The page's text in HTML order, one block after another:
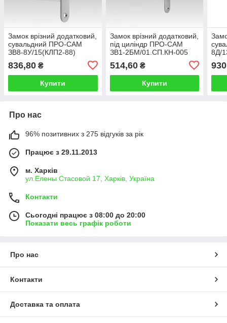
Замок врізний додатковий,
сувальдний ПРО-САМ
ЗВ8-8У/15(КЛП2-88)
НШ-002.Ш.З У2 три ригелі
(арт.979601)
836,80 ₴
Купити
Замок врізний додатковий,
під циліндр ПРО-САМ
ЗВ1-2БМ/01.СП.КН-005
(арт.989700)
514,60₴
Купити
8Д/
Про нас
96% позитивних з 275 відгуків за рік
Працює з 29.11.2013
м. Харків
ул.Елены Стасовой 17, Харків, Україна
Контакти
Сьогодні працює з 08:00 до 20:00
Показати весь графік роботи
Про нас
Контакти
Доставка та оплата